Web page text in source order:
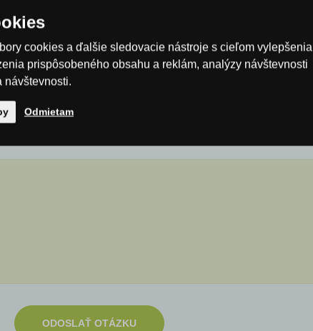
Spýtajte sa nás
ODOSLAŤ OTÁZKU
cookies a ďalšie sledovacie nástroje s cieľom vylepšenia
prispôsobeného obsahu a reklám, analýzy návštevnosti
návštevnosti.
Odmietam